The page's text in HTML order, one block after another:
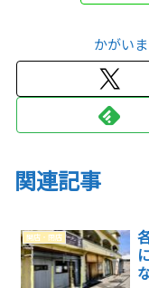
かがい
関連記事
開店・閉店